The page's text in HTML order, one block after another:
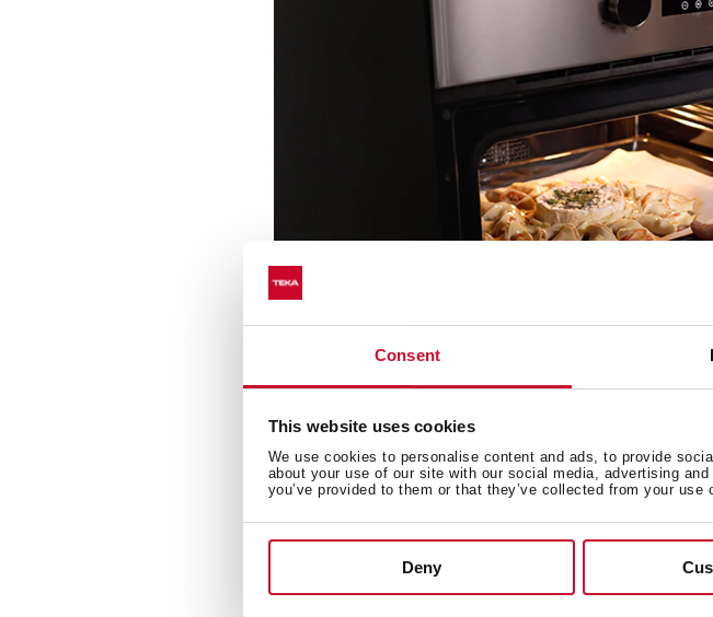
Consent
This website uses cookies
We use cookies to personalise content and ads, to provide
about your use of our site with our social media, advertising
you’ve provided to them or that they’ve collected from your use
Deny
Solución:pla-ni-fi-ca para ahorrarte disgustos. Prepara
cocinar y para que pongáis la mesa. Ten a mano y
3. El innecesario gran festín